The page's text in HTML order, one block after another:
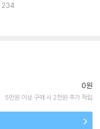
234
0원
5만원 이상 구매 시 2천원 추가 적립